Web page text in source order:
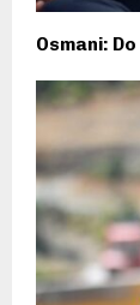
Osmani: